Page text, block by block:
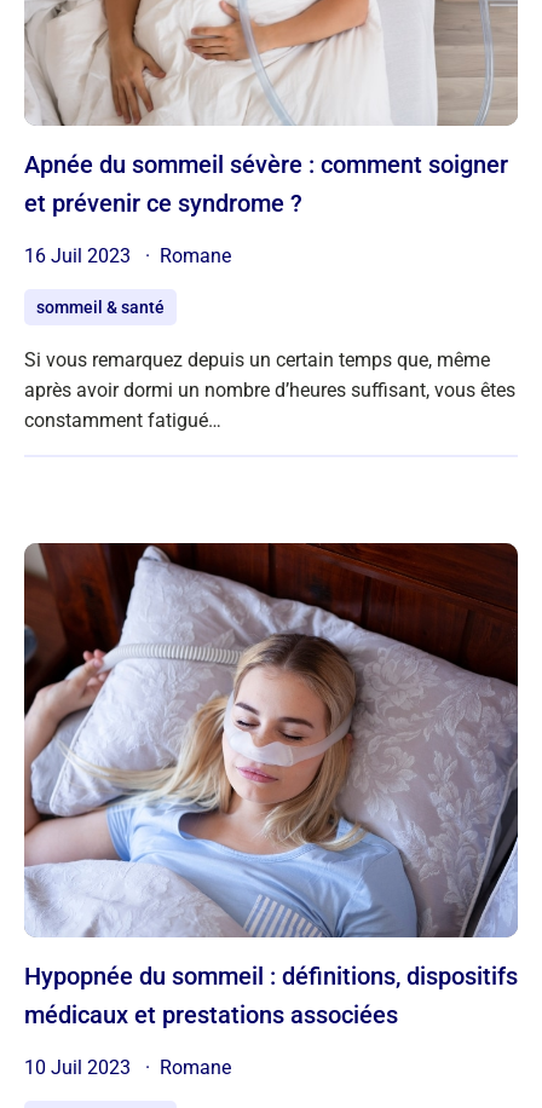
Apnée du sommeil sévère : comment soigner
et prévenir ce syndrome ?
16 Juil 2023 Romane
sommeil & santé
Si vous remarquez depuis un certain temps que, même
après avoir dormi un nombre d’heures suffisant, vous êtes
constamment fatigué…
Hypopnée du sommeil : définitions, dispositifs
médicaux et prestations associées
10 Juil 2023 Romane